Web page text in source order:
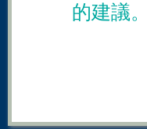
的建議。